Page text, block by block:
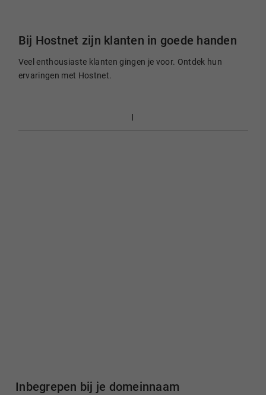
Bij Hostnet zijn klanten in goede handen
Veel enthousiaste klanten gingen je voor. Ontdek hun
ervaringen met Hostnet.
Inbegrepen bij je domeinnaam